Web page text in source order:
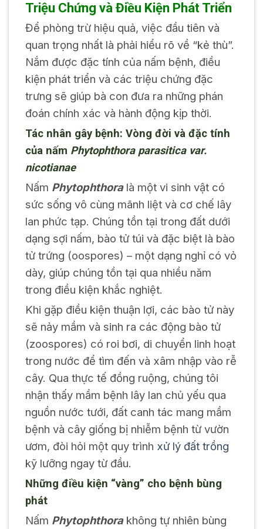
Triệu Chứng và Điều Kiện Phát Triển
Để phòng trừ hiệu quả, việc đầu tiên và
quan trọng nhất là phải hiểu rõ về “kẻ thù”.
Nắm được đặc tính của nấm bệnh, điều
kiện phát triển và các triệu chứng đặc
trưng sẽ giúp bà con đưa ra những phán
đoán chính xác và hành động kịp thời.
Tác nhân gây bệnh: Vòng đời và đặc tính
của nấm Phytophthora parasitica var.
nicotianae
Nấm Phytophthoralà một vi sinh vật có
sức sống vô cùng mãnh liệt và cơ chế lây
lan phức tạp. Chúng tồn tại trong đất dưới
dạng sợi nấm, bào tử túi và đặc biệt là bào
tử trứng (oospores) – một dạng nghỉ có vỏ
dày, giúp chúng tồn tại qua nhiều năm
trong điều kiện khắc nghiệt.
Khi gặp điều kiện thuận lợi, các bào tử này
sẽ nảy mầm và sinh ra các động bào tử
(zoospores) có roi bơi, di chuyển linh hoạt
trong nước để tìm đến và xâm nhập vào rễ
cây. Qua thực tế đồng ruộng, chúng tôi
nhận thấy mầm bệnh lây lan chủ yếu qua
nguồn nước tưới, đất canh tác mang mầm
bệnh và cây giống bị nhiễm bệnh từ vườn
ươm, đòi hỏi một quy trình xử lý đất trồng
kỹ lưỡng ngay từ đầu.
Những điều kiện “vàng” cho bệnh bùng
phát
Nấm Phytophthorakhông tự nhiên bùng